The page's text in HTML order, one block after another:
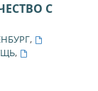
С
,
,